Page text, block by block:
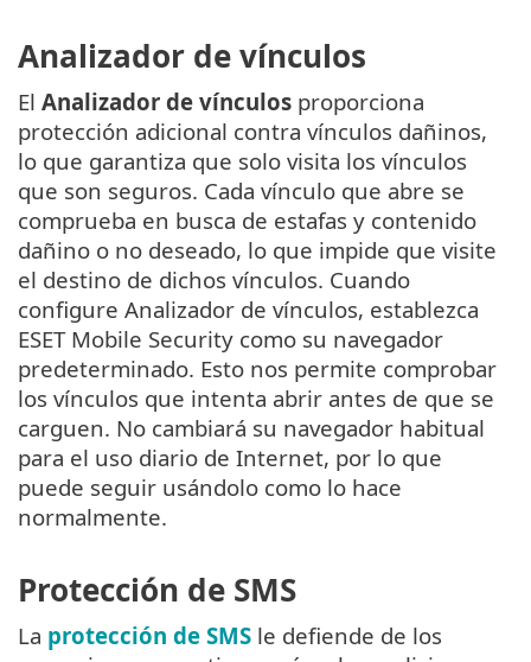
Analizador de vínculos
El Analizador de vínculos proporciona
protección adicional contra vínculos dañinos,
lo que garantiza que solo visita los vínculos
que son seguros. Cada vínculo que abre se
comprueba en busca de estafas y contenido
dañino o no deseado, lo que impide que visite
el destino de dichos vínculos. Cuando
configure Analizador de vínculos, establezca
ESET Mobile Security como su navegador
predeterminado. Esto nos permite comprobar
los vínculos que intenta abrir antes de que se
carguen. No cambiará su navegador habitual
para el uso diario de Internet, por lo que
puede seguir usándolo como lo hace
normalmente.
Protección de SMS
La protección de SMS le defiende de los